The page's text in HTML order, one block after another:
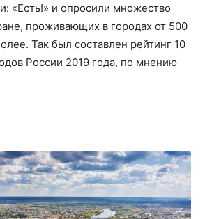
«Есть!» и опросили множество
проживающих в городах от 500
Так был составлен рейтинг 10
России 2019 года, по мнению